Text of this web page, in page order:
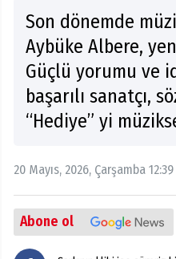
Son dönemde
Aybüke Albere,
Güçlü yorumu ve
başarılı sanatçı,
“Hediye” yi
20 Mayıs, 2026, Çarşamba 12:39
Abone ol